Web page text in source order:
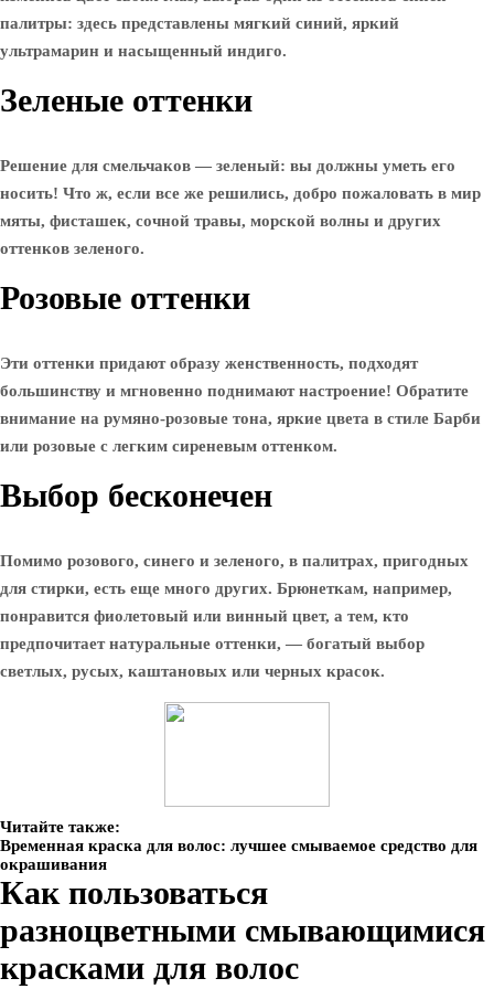
палитры: здесь представлены мягкий синий, яркий
ультрамарин и насыщенный индиго.
Зеленые оттенки
Решение для смельчаков — зеленый: вы должны уметь его
носить! Что ж, если все же решились, добро пожаловать в мир
мяты, фисташек, сочной травы, морской волны и других
оттенков зеленого.
Розовые оттенки
Эти оттенки придают образу женственность, подходят
большинству и мгновенно поднимают настроение! Обратите
внимание на румяно-розовые тона, яркие цвета в стиле Барби
или розовые с легким сиреневым оттенком.
Выбор бесконечен
Помимо розового, синего и зеленого, в палитрах, пригодных
для стирки, есть еще много других. Брюнеткам, например,
понравится фиолетовый или винный цвет, а тем, кто
предпочитает натуральные оттенки, — богатый выбор
светлых, русых, каштановых или черных красок.
Читайте также:
Временная краска для волос: лучшее смываемое средство для
окрашивания
Как пользоваться
разноцветными смывающимися
красками для волос